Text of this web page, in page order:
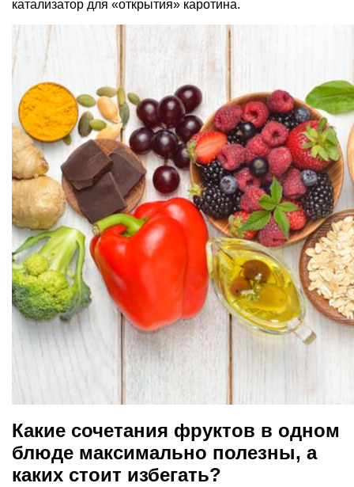
катализатор для «открытия» каротина.
Какие сочетания фруктов в одном
блюде максимально полезны, а
каких стоит избегать?